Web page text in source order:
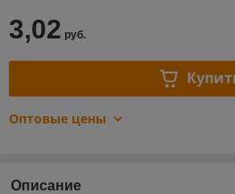
3,02 руб.
Оптовые цены
Описание